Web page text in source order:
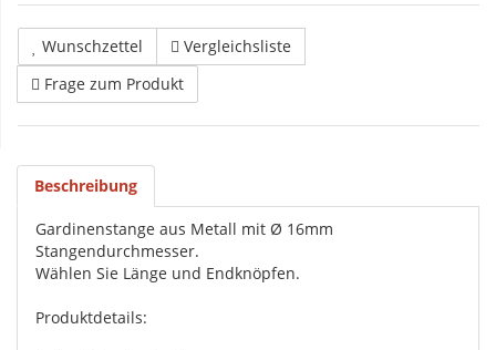
Wunschzettel
Vergleichsliste
Frage zum Produkt
Beschreibung
Gardinenstange aus Metall mit Ø 16mm
Stangendurchmesser.
Wählen Sie Länge und Endknöpfen.
Produktdetails: